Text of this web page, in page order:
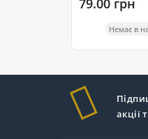
79.00 грн
Немає в
акції